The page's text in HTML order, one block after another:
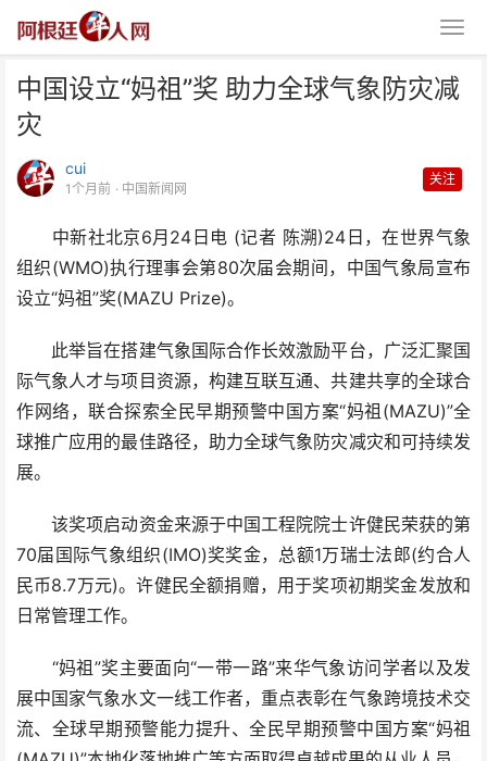
中国设立“妈祖”奖 助力全球气象防灾减
灾
cui
1个月前 · 中国新闻网
关注
中新社北京6月24日电 (记者 陈溯)24日，在世界气象
组织(WMO)执行理事会第80次届会期间，中国气象局宣布
设立“妈祖”奖(MAZU Prize)。
此举旨在搭建气象国际合作长效激励平台，广泛汇聚国
际气象人才与项目资源，构建互联互通、共建共享的全球合
作网络，联合探索全民早期预警中国方案“妈祖(MAZU)”全
球推广应用的最佳路径，助力全球气象防灾减灾和可持续发
展。
该奖项启动资金来源于中国工程院院士许健民荣获的第
70届国际气象组织(IMO)奖奖金，总额1万瑞士法郎(约合人
民币8.7万元)。许健民全额捐赠，用于奖项初期奖金发放和
日常管理工作。
“妈祖”奖主要面向“一带一路”来华气象访问学者以及发
展中国家气象水文一线工作者，重点表彰在气象跨境技术交
流、全球早期预警能力提升、全民早期预警中国方案“妈祖
中国设立“妈祖”奖 助力全球气象
防灾减灾